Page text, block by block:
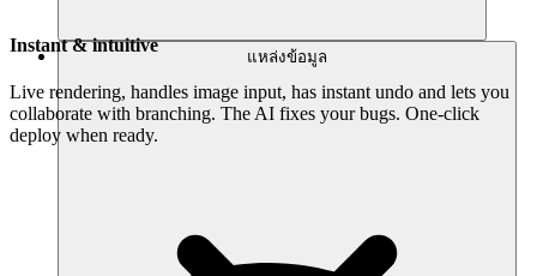
แหล่งข้อมูล
Instant & intuitive
Live rendering, handles image input, has instant undo and lets you
collaborate with branching. The AI fixes your bugs. One-click
deploy when ready.